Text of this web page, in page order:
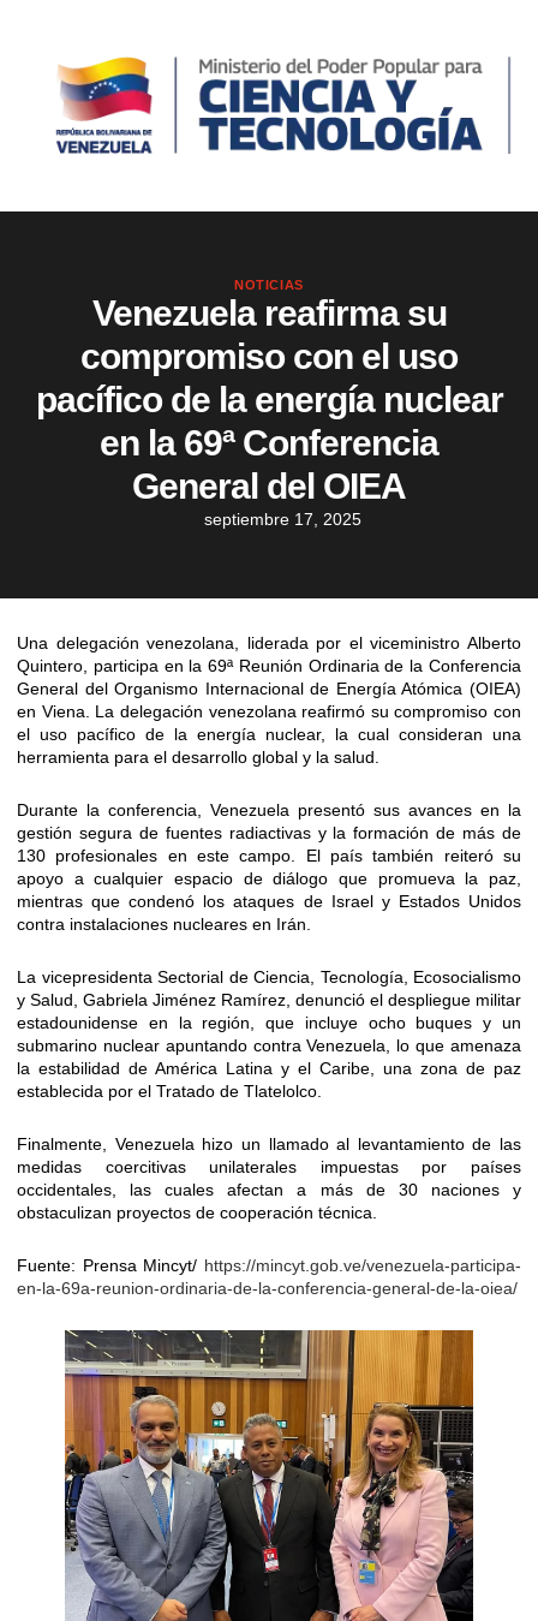
NOTICIAS
Venezuela reafirma su
compromiso con el uso
pacífico de la energía nuclear
en la 69ª Conferencia
General del OIEA
septiembre 17, 2025
Una delegación venezolana, liderada por el viceministro Alberto
Quintero, participa en la 69ª Reunión Ordinaria de la Conferencia
General del Organismo Internacional de Energía Atómica (OIEA)
en Viena. La delegación venezolana reafirmó su compromiso con
el uso pacífico de la energía nuclear, la cual consideran una
herramienta para el desarrollo global y la salud.
Durante la conferencia, Venezuela presentó sus avances en la
gestión segura de fuentes radiactivas y la formación de más de
130 profesionales en este campo. El país también reiteró su
apoyo a cualquier espacio de diálogo que promueva la paz,
mientras que condenó los ataques de Israel y Estados Unidos
contra instalaciones nucleares en Irán.
La vicepresidenta Sectorial de Ciencia, Tecnología, Ecosocialismo
y Salud, Gabriela Jiménez Ramírez, denunció el despliegue militar
estadounidense en la región, que incluye ocho buques y un
submarino nuclear apuntando contra Venezuela, lo que amenaza
la estabilidad de América Latina y el Caribe, una zona de paz
establecida por el Tratado de Tlatelolco.
Finalmente, Venezuela hizo un llamado al levantamiento de las
medidas coercitivas unilaterales impuestas por países
occidentales, las cuales afectan a más de 30 naciones y
obstaculizan proyectos de cooperación técnica.
Fuente: Prensa Mincyt/ https://mincyt.gob.ve/venezuela-participa-
en-la-69a-reunion-ordinaria-de-la-conferencia-general-de-la-oiea/